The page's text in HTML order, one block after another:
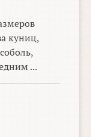
куниц,
...